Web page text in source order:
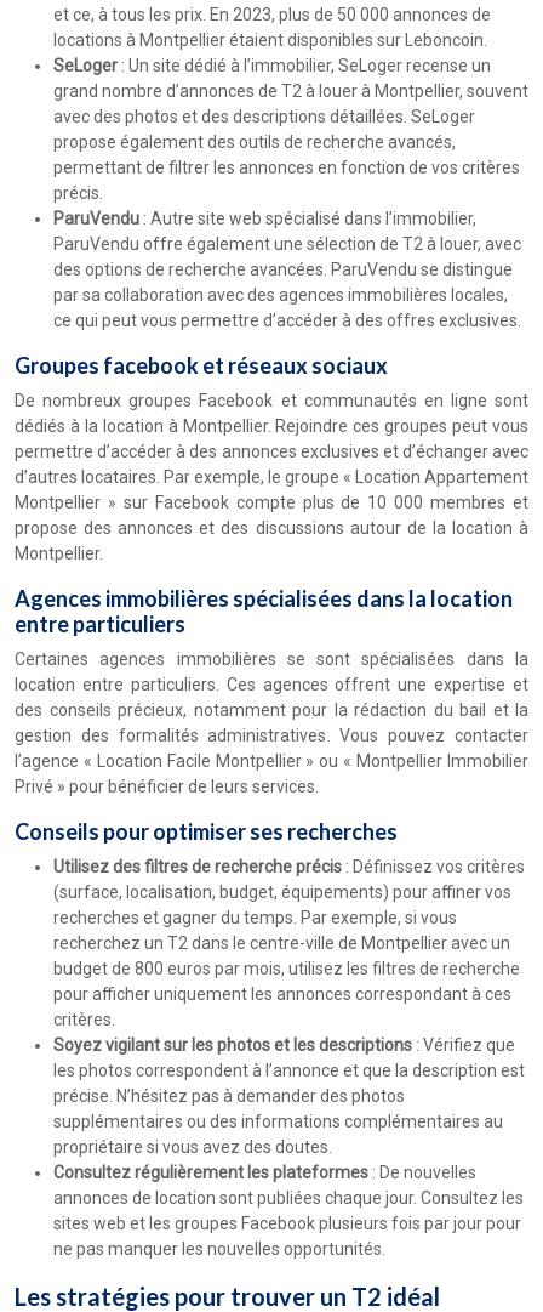
et ce, à tous les prix. En 2023, plus de 50 000 annonces de
locations à Montpellier étaient disponibles sur Leboncoin.
SeLoger : Un site dédié à l’immobilier, SeLoger recense un
grand nombre d’annonces de T2 à louer à Montpellier, souvent
avec des photos et des descriptions détaillées. SeLoger
propose également des outils de recherche avancés,
permettant de filtrer les annonces en fonction de vos critères
précis.
ParuVendu : Autre site web spécialisé dans l’immobilier,
ParuVendu offre également une sélection de T2 à louer, avec
des options de recherche avancées. ParuVendu se distingue
par sa collaboration avec des agences immobilières locales,
ce qui peut vous permettre d’accéder à des offres exclusives.
Groupes facebook et réseaux sociaux
De nombreux groupes Facebook et communautés en ligne sont
dédiés à la location à Montpellier. Rejoindre ces groupes peut vous
permettre d’accéder à des annonces exclusives et d’échanger avec
d’autres locataires. Par exemple, le groupe « Location Appartement
Montpellier » sur Facebook compte plus de 10 000 membres et
propose des annonces et des discussions autour de la location à
Montpellier.
Agences immobilières spécialisées dans la location
entre particuliers
Certaines agences immobilières se sont spécialisées dans la
location entre particuliers. Ces agences offrent une expertise et
des conseils précieux, notamment pour la rédaction du bail et la
gestion des formalités administratives. Vous pouvez contacter
l’agence « Location Facile Montpellier » ou « Montpellier Immobilier
Privé » pour bénéficier de leurs services.
Conseils pour optimiser ses recherches
Utilisez des filtres de recherche précis : Définissez vos critères
(surface, localisation, budget, équipements) pour affiner vos
recherches et gagner du temps. Par exemple, si vous
recherchez un T2 dans le centre-ville de Montpellier avec un
budget de 800 euros par mois, utilisez les filtres de recherche
pour afficher uniquement les annonces correspondant à ces
critères.
Soyez vigilant sur les photos et les descriptions : Vérifiez que
les photos correspondent à l’annonce et que la description est
précise. N’hésitez pas à demander des photos
supplémentaires ou des informations complémentaires au
propriétaire si vous avez des doutes.
Consultez régulièrement les plateformes : De nouvelles
annonces de location sont publiées chaque jour. Consultez les
sites web et les groupes Facebook plusieurs fois par jour pour
ne pas manquer les nouvelles opportunités.
Les stratégies pour trouver un T2 idéal